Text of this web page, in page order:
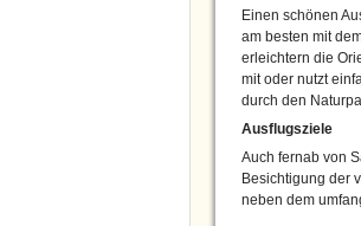
Einen schönen
am besten mit
erleichtern die
mit oder nutzt
durch den
Ausflugsziele
Auch fernab von
Besichtigung der
neben dem